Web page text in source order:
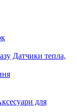
Датчики тепла,
для